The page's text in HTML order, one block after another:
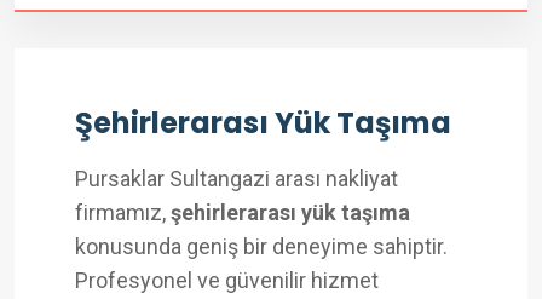
Şehirlerarası Yük Taşıma
Pursaklar Sultangazi arası nakliyat
firmamız,şehirlerarası yük taşıma
konusunda geniş bir deneyime sahiptir.
Profesyonel ve güvenilir hizmet